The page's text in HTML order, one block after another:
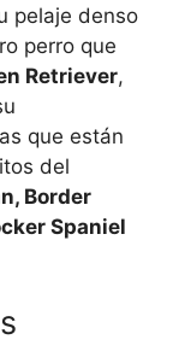
pelaje denso
perro que
Retriever,
que están
del
Border
Spaniel